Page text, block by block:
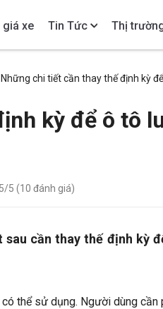
xe Tin Tức Thị
Những chi tiết cần thay thế định kỳ
kỳ để ô tô
5/5 (10 đánh giá)
cần thay thế định kỳ
thể sử dụng. Người dùng cần